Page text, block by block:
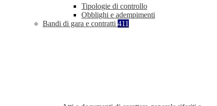
Tipologie di controllo
Obblighi e adempimenti
Bandi di gara e contratti 411